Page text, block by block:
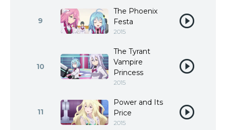
9
The Phoenix
Festa
2015
10
The Tyrant
Vampire
Princess
2015
11
Power and Its
Price
2015